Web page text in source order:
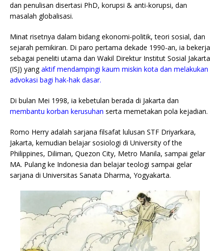
dan penulisan disertasi PhD, korupsi & anti-korupsi, dan
masalah globalisasi.
Minat risetnya dalam bidang ekonomi-politik, teori sosial, dan
sejarah pemikiran. Di paro pertama dekade 1990-an, ia bekerja
sebagai peneliti utama dan Wakil Direktur Institut Sosial Jakarta
(ISJ) yangaktif mendampingi kaum miskin kota dan melakukan
advokasi bagi hak-hak dasar.
Di bulan Mei 1998, ia kebetulan berada di Jakarta dan
membantu korban kerusuhan serta memetakan pola kejadian.
Romo Herry adalah sarjana filsafat lulusan STF Driyarkara,
Jakarta, kemudian belajar sosiologi di University of the
Philippines, Diliman, Quezon City, Metro Manila, sampai gelar
MA. Pulang ke Indonesia dan belajar teologi sampai gelar
sarjana di Universitas Sanata Dharma, Yogyakarta.